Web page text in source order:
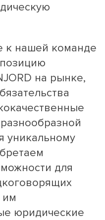
к нашей команде
на рынке,
уникальному
для
им
юридические